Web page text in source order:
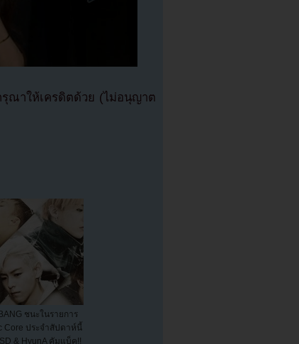
รุณาให้เครดิตด้วย (ไม่อนุญาต
ชนะในรายการ
Core ประจำสัปดาห์นี้
& HyunA คัมแบ็ค!!